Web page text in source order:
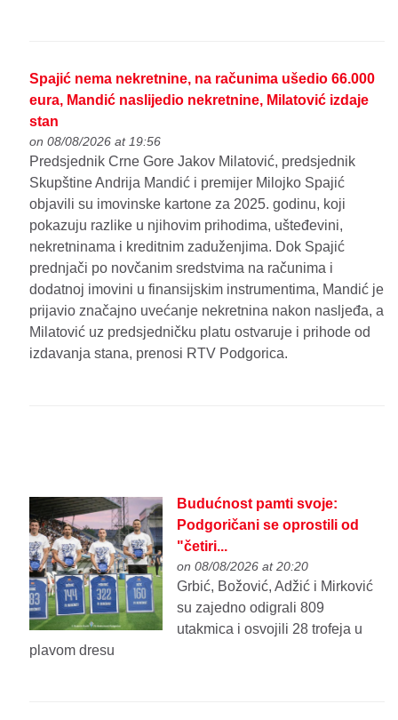
Spajić nema nekretnine, na računima ušedio 66.000
eura, Mandić naslijedio nekretnine, Milatović izdaje
stan
on 08/08/2026 at 19:56
Predsjednik Crne Gore Jakov Milatović, predsjednik
Skupštine Andrija Mandić i premijer Milojko Spajić
objavili su imovinske kartone za 2025. godinu, koji
pokazuju razlike u njihovim prihodima, ušteđevini,
nekretninama i kreditnim zaduženjima. Dok Spajić
prednjači po novčanim sredstvima na računima i
dodatnoj imovini u finansijskim instrumentima, Mandić je
prijavio značajno uvećanje nekretnina nakon nasljeđa, a
Milatović uz predsjedničku platu ostvaruje i prihode od
izdavanja stana, prenosi RTV Podgorica.
Budućnost pamti svoje:
Podgoričani se oprostili od
"četiri...
on 08/08/2026 at 20:20
Grbić, Božović, Adžić i Mirković
su zajedno odigrali 809
utakmica i osvojili 28 trofeja u
plavom dresu